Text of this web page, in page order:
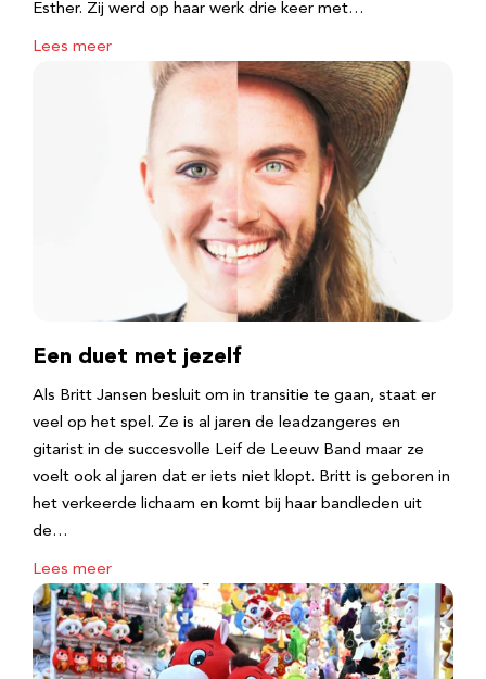
Esther. Zij werd op haar werk drie keer met…
Lees meer
Een duet met jezelf
Als Britt Jansen besluit om in transitie te gaan, staat er
veel op het spel. Ze is al jaren de leadzangeres en
gitarist in de succesvolle Leif de Leeuw Band maar ze
voelt ook al jaren dat er iets niet klopt. Britt is geboren in
het verkeerde lichaam en komt bij haar bandleden uit
de…
Lees meer